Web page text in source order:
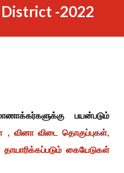
-2022
பயன்படும்
, வினா விடை தொகுப்புகள்,
கையேடுகள்